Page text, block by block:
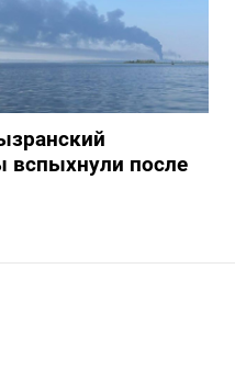
вспыхнули после